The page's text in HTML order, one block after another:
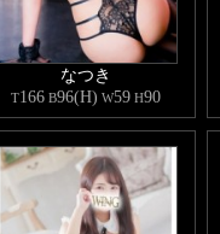
なつき
T166 B96(H) W59 H90